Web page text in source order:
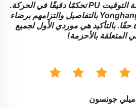
الصناعية، بينما تقدم أحزمة التوقيت PU تحكمًا دقيقًا في الحركة.
اهتمام Yonghang Transmission بالتفاصيل والتزامهم برضاء
حقًا. بالتأكيد هي موردي الأول لجميع
المتعلقة بالأحزمة!
إميلي جونسون